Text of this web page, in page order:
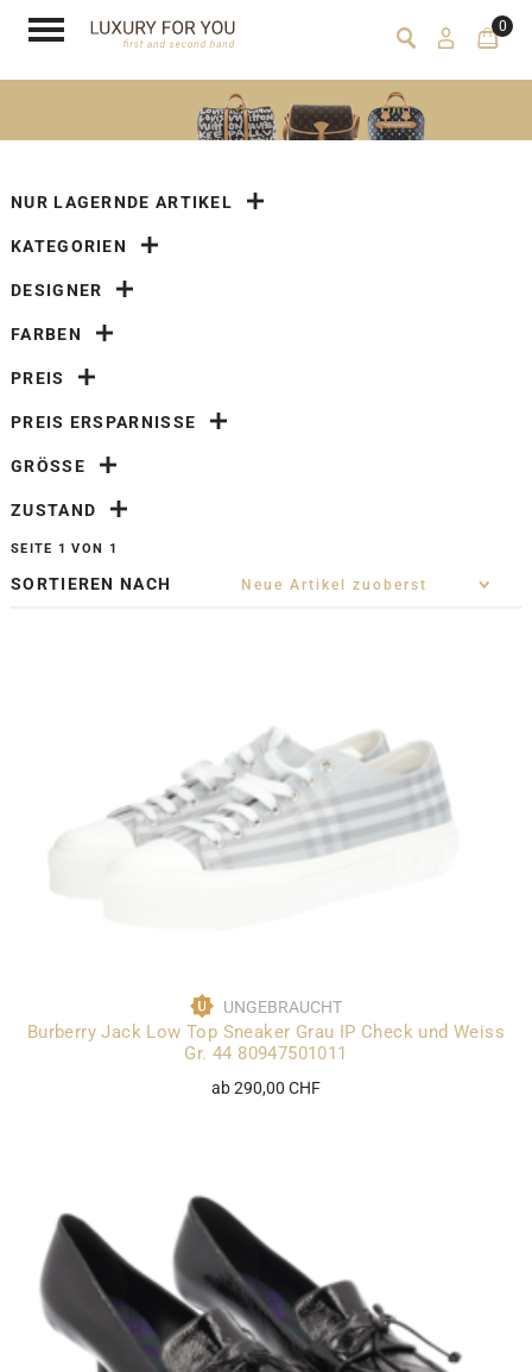
0
NUR LAGERNDE ARTIKEL
KATEGORIEN
DESIGNER
FARBEN
PREIS
PREIS ERSPARNISSE
GRÖSSE
ZUSTAND
SEITE 1 VON 1
SORTIEREN NACH
UNGEBRAUCHT
Burberry Jack Low Top Sneaker Grau IP Check und Weiss
Gr. 44 80947501011
ab 290,00 CHF